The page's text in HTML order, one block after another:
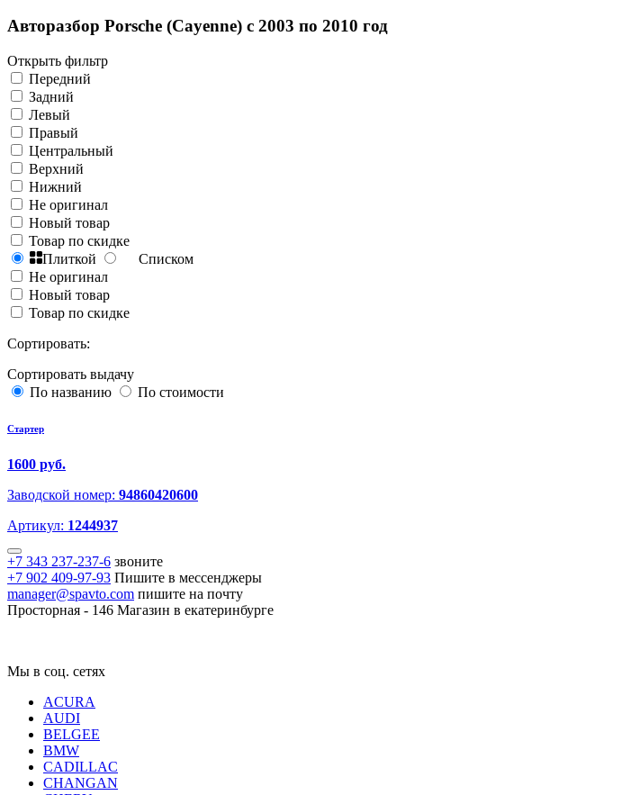
Авторазбор Porsche (Cayenne) с 2003 по 2010 год
Открыть фильтр
Передний
Задний
Левый
Правый
Центральный
Верхний
Нижний
Не оригинал
Новый товар
Товар по скидке
Плиткой
Списком
Не оригинал
Новый товар
Товар по скидке
Сортировать:
Сортировать выдачу
По названию
По стоимости
Стартер
1600 руб.
Заводской номер: 94860420600
Артикул: 1244937
+7 343 237-237-6 звоните
+7 902 409-97-93 Пишите в мессенджеры
manager@spavto.com пишите на почту
Просторная - 146 Магазин в екатеринбурге
Мы в соц. сетях
ACURA
AUDI
BELGEE
BMW
CADILLAC
CHANGAN